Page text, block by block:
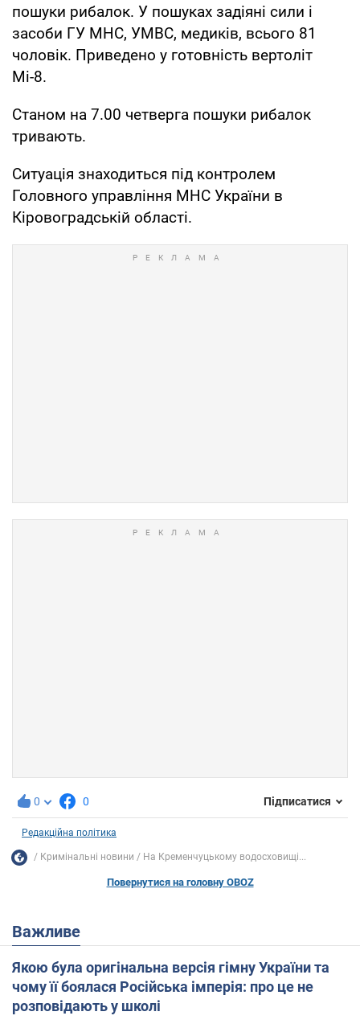
пошуки рибалок. У пошуках задіяні сили і
засоби ГУ МНС, УМВС, медиків, всього 81
чоловік. Приведено у готовність вертоліт
Мі-8.
Станом на 7.00 четверга пошуки рибалок
тривають.
Ситуація знаходиться під контролем
Головного управління МНС України в
Кіровоградській області.
0 0 Підписатися
Редакційна політика
Кримінальні новини На Кременчуцькому водосховищі...
Повернутися на головну OBOZ
Важливе
Якою була оригінальна версія гімну України та
чому її боялася Російська імперія: про це не
розповідають у школі